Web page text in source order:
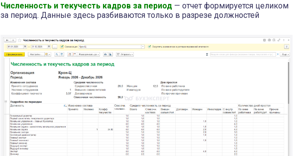
Численность и текучесть кадров за период — отчет формируется целиком
за период. Данные здесь разбиваются только в разрезе должностей